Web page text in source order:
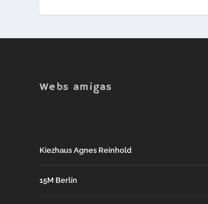
Webs amigas
Kiezhaus Agnes Reinhold
15M Berlín